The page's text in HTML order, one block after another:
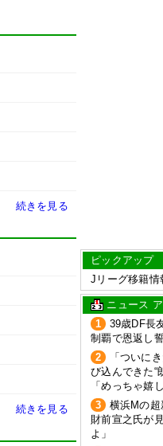
続きを見る
続きを見る
ピックアップ
Jリーグ移籍情
ニュース
1
39歳DF長
制覇で恩返し
2
「ついに
び込んできた“
「めっちゃ嬉
3
横浜Mの
財前宣之氏が
よ」